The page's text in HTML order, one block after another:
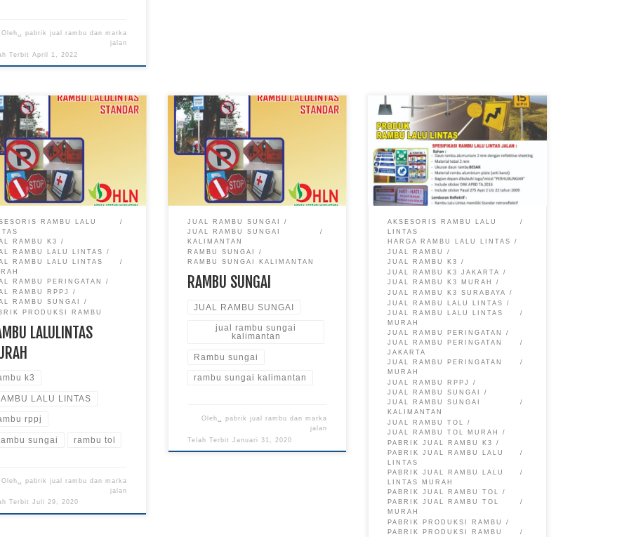
Oleh␣ pabrik jual rambu dan marka
jalan
TerbitApril 1, 2022
RAMBU LALU
RAMBU K3
RAMBU LALU LINTAS
RAMBU LALU LINTAS
RAMBU PERINGATAN
RAMBU RPPJ
RAMBU SUNGAI
PRODUKSI RAMBU
LALULINTAS
k3
LALU LINTAS
rppj
sungai rambu tol
Oleh␣ pabrik jual rambu dan marka
jalan
TerbitJuli 29, 2020
JUAL RAMBU SUNGAI
JUAL RAMBU SUNGAI
KALIMANTAN
RAMBU SUNGAI
RAMBU SUNGAI KALIMANTAN
RAMBU SUNGAI
JUAL RAMBU SUNGAI
jual rambu sungai
kalimantan
Rambu sungai
rambu sungai kalimantan
Oleh␣ pabrik jual rambu dan marka
jalan
Telah TerbitJanuari 31, 2020
Rambu Perintah Jual Rambu Lalu
Lintas, Pabrik Rambu Lalu Lintas,
Harga Rambu Lalu Lintas, Rambu
Lalu Lintas Murah, Rambu Lalu
Lintas Rambu Perintah Rambu
perintah ini berfungsi untuk
memerintahkan penggunaan dan
Misalnya: Rambu perintah
memasuki lajur yang ditunjuk;
Rambu perintah batas minimum
kecepatan; Rambu perintah bagi
[…]
AKSESORIS RAMBU LALU
LINTAS
HARGA RAMBU LALU LINTAS
JUAL RAMBU
JUAL RAMBU K3
JUAL RAMBU K3 JAKARTA
JUAL RAMBU K3 MURAH
JUAL RAMBU K3 SURABAYA
JUAL RAMBU LALU LINTAS
JUAL RAMBU LALU LINTAS
MURAH
JUAL RAMBU PERINGATAN
JUAL RAMBU PERINGATAN
JAKARTA
JUAL RAMBU PERINGATAN
MURAH
JUAL RAMBU RPPJ
JUAL RAMBU SUNGAI
JUAL RAMBU SUNGAI
KALIMANTAN
JUAL RAMBU TOL
JUAL RAMBU TOL MURAH
PABRIK JUAL RAMBU K3
PABRIK JUAL RAMBU LALU
LINTAS
PABRIK JUAL RAMBU LALU
LINTAS MURAH
PABRIK JUAL RAMBU TOL
PABRIK JUAL RAMBU TOL
MURAH
PABRIK PRODUKSI RAMBU
PABRIK PRODUKSI RAMBU